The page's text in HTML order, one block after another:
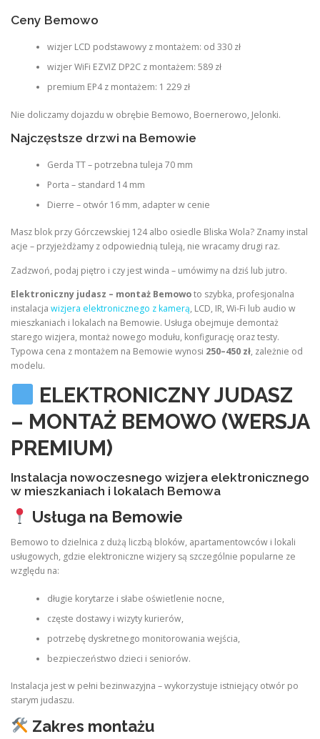
Ceny Bemowo
wizjer LCD podstawowy z montażem: od 330 zł
wizjer WiFi EZVIZ DP2C z montażem: 589 zł
premium EP4 z montażem: 1 229 zł
Nie doliczamy dojazdu w obrębie Bemowo, Boernerowo, Jelonki.
Najczęstsze drzwi na Bemowie
Gerda TT – potrzebna tuleja 70 mm
Porta – standard 14 mm
Dierre – otwór 16 mm, adapter w cenie
Masz blok przy Górczewskiej 124 albo osiedle Bliska Wola? Znamy instal
acje – przyjeżdżamy z odpowiednią tuleją, nie wracamy drugi raz.
Zadzwoń, podaj piętro i czy jest winda – umówimy na dziś lub jutro.
Elektroniczny judasz – montaż Bemowoto szybka, profesjonalna
instalacja wizjera elektronicznego z kamerą, LCD, IR, Wi‑Fi lub audio w
mieszkaniach i lokalach na Bemowie. Usługa obejmuje demontaż
starego wizjera, montaż nowego modułu, konfigurację oraz testy.
Typowa cena z montażem na Bemowie wynosi 250–450 zł, zależnie od
modelu.
ELEKTRONICZNY JUDASZ
– MONTAŻ BEMOWO (WERSJA
PREMIUM)
Instalacja nowoczesnego wizjera elektronicznego
w mieszkaniach i lokalach Bemowa
Usługa na Bemowie
Bemowo to dzielnica z dużą liczbą bloków, apartamentowców i lokali
usługowych, gdzie elektroniczne wizjery są szczególnie popularne ze
względu na:
długie korytarze i słabe oświetlenie nocne,
częste dostawy i wizyty kurierów,
potrzebę dyskretnego monitorowania wejścia,
bezpieczeństwo dzieci i seniorów.
Instalacja jest w pełni bezinwazyjna – wykorzystuje istniejący otwór po
starym judaszu.
Zakres montażu